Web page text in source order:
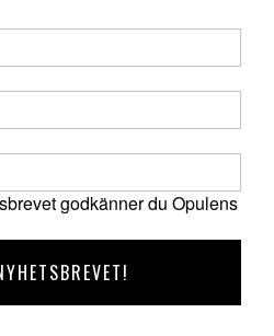
godkänner du Opulens